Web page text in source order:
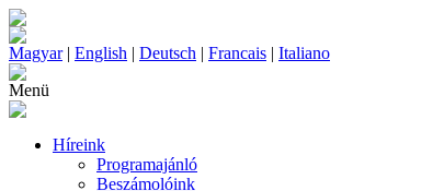
Magyar| English | Deutsch | Francais | Italiano
Menü
Híreink
Programajánló
Beszámolóink